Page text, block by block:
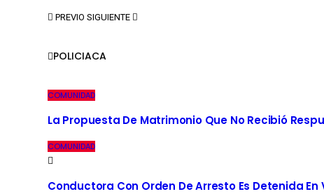
PREVIO SIGUIENTE
POLICIACA
COMUNIDAD
La Propuesta De Matrimonio Que No Recibió
COMUNIDAD
Conductora Con Orden De Arresto Es Detenida En